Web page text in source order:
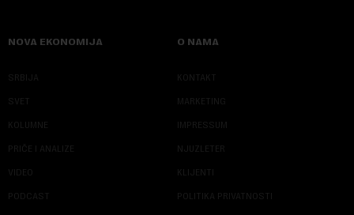
NOVA EKONOMIJA
SRBIJA
SVET
KOLUMNE
PRIČE I ANALIZE
VIDEO
PODCAST
O NAMA
KONTAKT
MARKETING
IMPRESSUM
NJUZLETER
KLIJENTI
POLITIKA PRIVATNOSTI